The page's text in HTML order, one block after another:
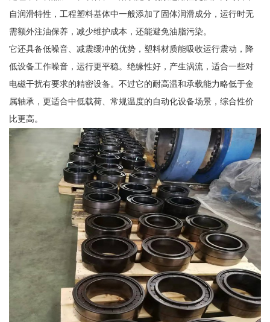
自润滑特性，工程塑料基体中一般添加了固体润滑成分，运行时无
需额外注油保养，减少维护成本，还能避免油脂污染。
它还具备低噪音、减震缓冲的优势，塑料材质能吸收运行震动，降
低设备工作噪音，运行更平稳。绝缘性好，产生涡流，适合一些对
电磁干扰有要求的精密设备。不过它的耐高温和承载能力略低于金
属轴承，更适合中低载荷、常规温度的自动化设备场景，综合性价
比更高。